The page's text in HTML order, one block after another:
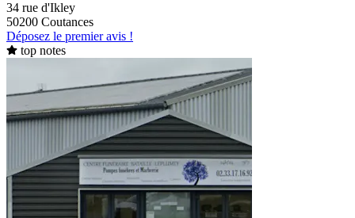
34 rue d'Ikley
50200 Coutances
Déposez le premier avis !
top notes